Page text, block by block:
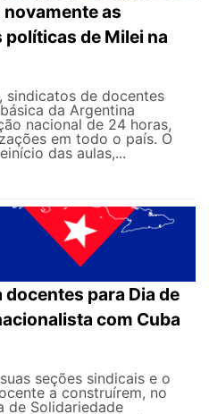
as
de Milei na
sindicatos de docentes
da Argentina
nacional de 24 horas,
em todo o país. O
das aulas,...
para Dia de
com Cuba
seções sindicais e o
a construírem, no
de Solidariedade